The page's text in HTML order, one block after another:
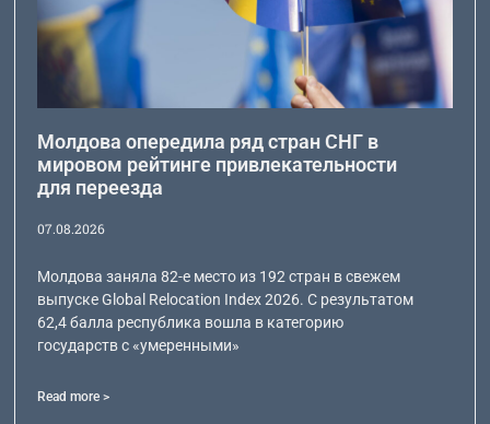
Молдова опередила ряд стран СНГ в
мировом рейтинге привлекательности
для переезда
07.08.2026
Молдова заняла 82-е место из 192 стран в свежем
выпуске Global Relocation Index 2026. С результатом
62,4 балла республика вошла в категорию
государств с «умеренными»
Read more >